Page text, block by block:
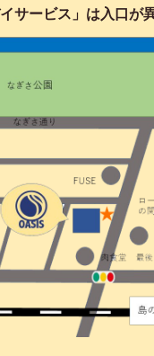
サービス」は入口が